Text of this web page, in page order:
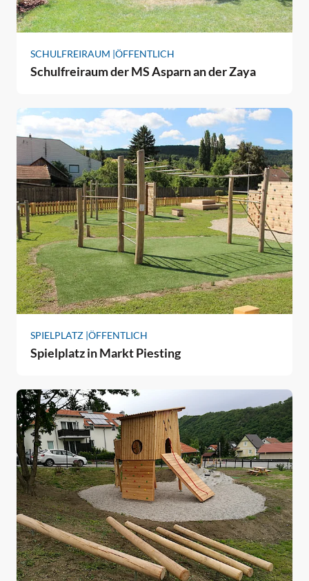
SCHULFREIRAUM |ÖFFENTLICH
Schulfreiraum der MS Asparn an der Zaya
SPIELPLATZ |ÖFFENTLICH
Spielplatz in Markt Piesting